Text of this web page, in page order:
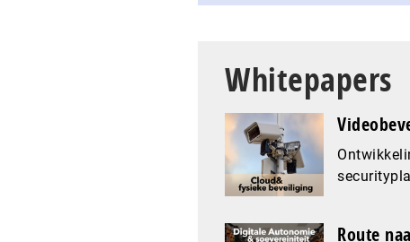
Whitepapers
Route